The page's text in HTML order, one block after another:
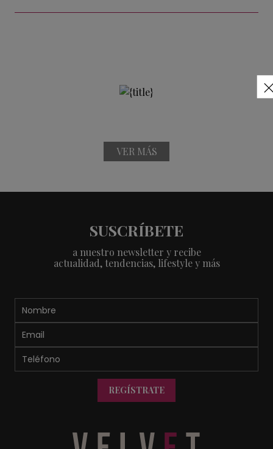
VER MÁS
SUSCRÍBETE
a nuestro newsletter y recibe
actualidad, tendencias, lifestyle y más
REGÍSTRATE